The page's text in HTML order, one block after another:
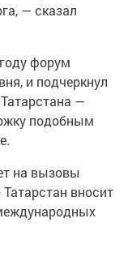
— сказал
форум
и подчеркнул
—
подобным
на вызовы
вносит